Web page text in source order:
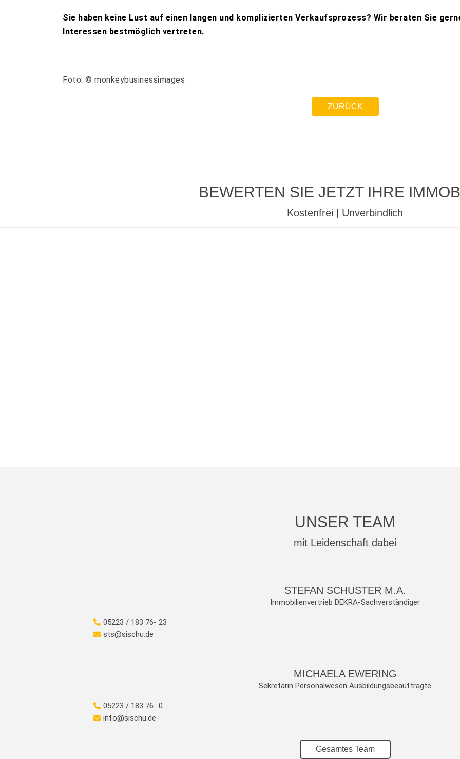
Sie haben keine Lust auf einen langen und komplizierten Verkaufsprozess? Wir beraten Sie
Interessen bestmöglich vertreten.
Foto: © monkeybusinessimages
ZURÜCK
BEWERTEN SIE JETZT IHRE
Kostenfrei | Unverbindlich
UNSER TEAM
mit Leidenschaft dabei
STEFAN SCHUSTER M.A.
Immobilienvertrieb DEKRA-Sachverständiger
05223 / 183 76- 23
sts@sischu.de
MICHAELA EWERING
Sekretärin Personalwesen Ausbildungsbeauftragte
05223 / 183 76- 0
info@sischu.de
Gesamtes Team